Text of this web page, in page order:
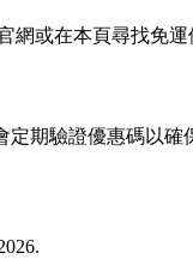
網或在本頁尋找免運
期驗證優惠碼以確